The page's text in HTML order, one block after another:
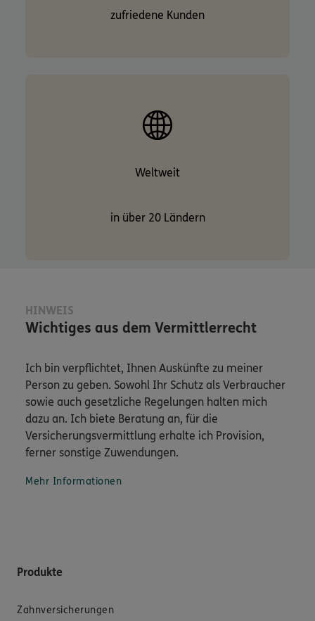
zufriedene Kunden
Weltweit
in über 20 Ländern
HINWEIS
Wichtiges aus dem Vermittlerrecht
Ich bin verpflichtet, Ihnen Auskünfte zu meiner
Person zu geben. Sowohl Ihr Schutz als Verbraucher
sowie auch gesetzliche Regelungen halten mich
dazu an. Ich biete Beratung an, für die
Versicherungsvermittlung erhalte ich Provision,
ferner sonstige Zuwendungen.
Mehr Informationen
Produkte
Zahnversicherungen